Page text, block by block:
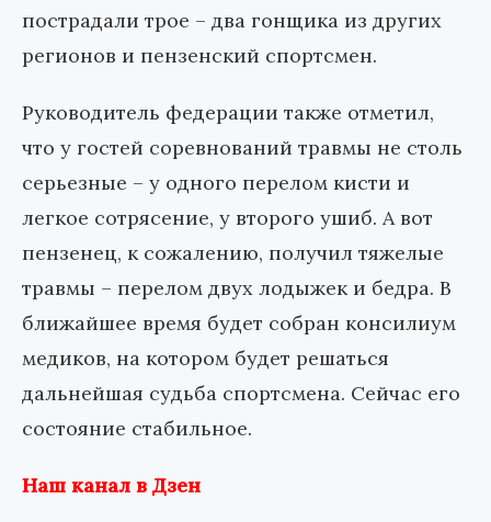
пострадали трое – два гонщика из других
регионов и пензенский спортсмен.
Руководитель федерации также отметил,
что у гостей соревнований травмы не столь
серьезные – у одного перелом кисти и
легкое сотрясение, у второго ушиб. А вот
пензенец, к сожалению, получил тяжелые
травмы – перелом двух лодыжек и бедра. В
ближайшее время будет собран консилиум
медиков, на котором будет решаться
дальнейшая судьба спортсмена. Сейчас его
состояние стабильное.
Наш канал в Дзен